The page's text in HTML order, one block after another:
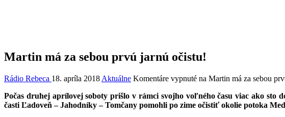
Martin má za sebou prvú jarnú očistu!
Rádio Rebeca 18. apríla 2018 Aktuálne Komentáre vypnuté na Martin má za sebou
Počas druhej aprílovej soboty prišlo v rámci svojho voľného času viac ako sto
časti Ľadoveň – Jahodníky – Tomčany pomohli po zime očistiť okolie potoka